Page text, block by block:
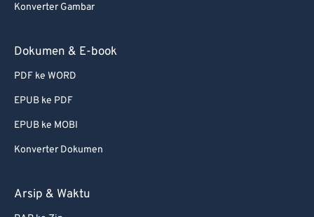
Konverter Gambar
Dokumen & E-book
PDF ke WORD
EPUB ke PDF
EPUB ke MOBI
Konverter Dokumen
Arsip & Waktu